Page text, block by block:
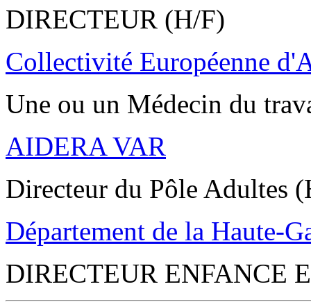
DIRECTEUR (H/F)
Collectivité Européenne
Une ou un Médecin du
AIDERA VAR
Directeur du Pôle Adultes
Département de la Haute-
DIRECTEUR ENFANCE